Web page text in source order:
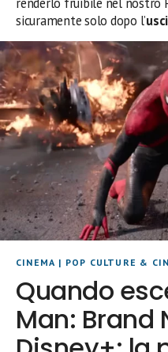
sicuramente solo dopo l’
CINEMA | POP CULTURE &
Quando
Man: Brand